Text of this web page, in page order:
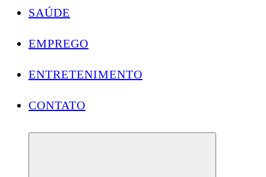
SAÚDE
EMPREGO
ENTRETENIMENTO
CONTATO